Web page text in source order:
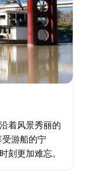
着风景秀丽的
游船的宁
刻更加难忘。